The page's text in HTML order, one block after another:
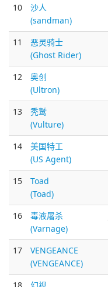
10
沙人
(sandman)
11
恶灵骑士
(Ghost Rider)
12
奥创
(Ultron)
13
秃鹫
(Vulture)
14
美国特工
(US Agent)
15
Toad
(Toad)
16
毒液屠杀
(Varnage)
17
VENGEANCE
(VENGEANCE)